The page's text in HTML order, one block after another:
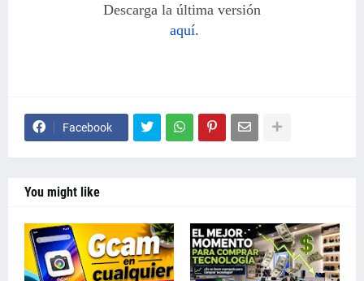
Descarga la última versión
aquí.
Facebook
You might like